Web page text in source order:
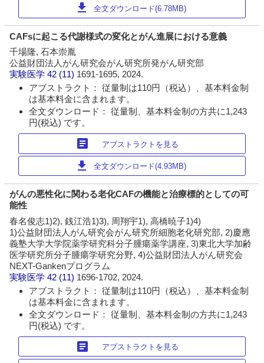
download 全文ダウンロード(6.78MB)
CAFsに起こる代謝様式の変化とがん進展における意義
千場隆, 石本崇胤
公益財団法人がん研究会がん研究所発がん研究部
実験医学 42 (11) 1691-1695, 2024.
アブストラクト： 従量制は110円（税込）、基本料金制
は基本料金に含まれます。
全文ダウンロード： 従量制、基本料金制の方共に1,243
円(税込) です。
article アブストラクトを見る
download 全文ダウンロード(4.93MB)
がんの悪性化に関わる老化CAFの機能と治療標的としての可
能性
春名俊志1)2), 銭江浩1)3), 周翔宇1), 高橋暁子1)4)
1)公益財団法人がん研究会がん研究所細胞老化研究部, 2)慶應
義塾大学大学院薬学研究科分子腫瘍薬学講座, 3)東北大学加齢
医学研究所分子腫瘍学研究分野, 4)公益財団法人がん研究会
NEXT-Gankenプログラム
実験医学 42 (11) 1696-1702, 2024.
アブストラクト： 従量制は110円（税込）、基本料金制
は基本料金に含まれます。
全文ダウンロード： 従量制、基本料金制の方共に1,243
円(税込) です。
article アブストラクトを見る